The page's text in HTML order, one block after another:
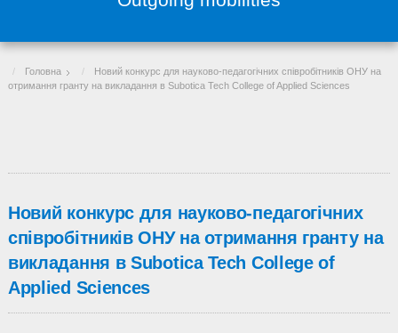
Головна
Новий конкурс для науково-педагогічних співробітників ОНУ на
отримання гранту на викладання в Subotica Tech College of Applied Sciences
Новий конкурс для науково-педагогічних
співробітників ОНУ на отримання гранту на
викладання в Subotica Tech College of
Applied Sciences